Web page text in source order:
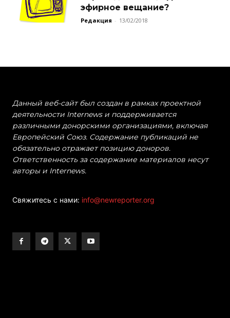
эфирное вещание?
Редакция - 13/02/2018
Данный веб-сайт был создан в рамках проектной
деятельности Internews и поддерживается
различными донорскими организациями, включая
Европейский Союз. Содержание публикаций не
обязательно отражает позицию доноров.
Ответственность за содержание материалов несут
авторы и Internews.
Свяжитесь с нами: info@newreporter.org